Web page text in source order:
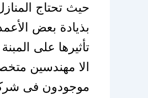
حيث تحتاج
بذيادة بعض
تأثيرها على
الا مهندسين
موجودون فى